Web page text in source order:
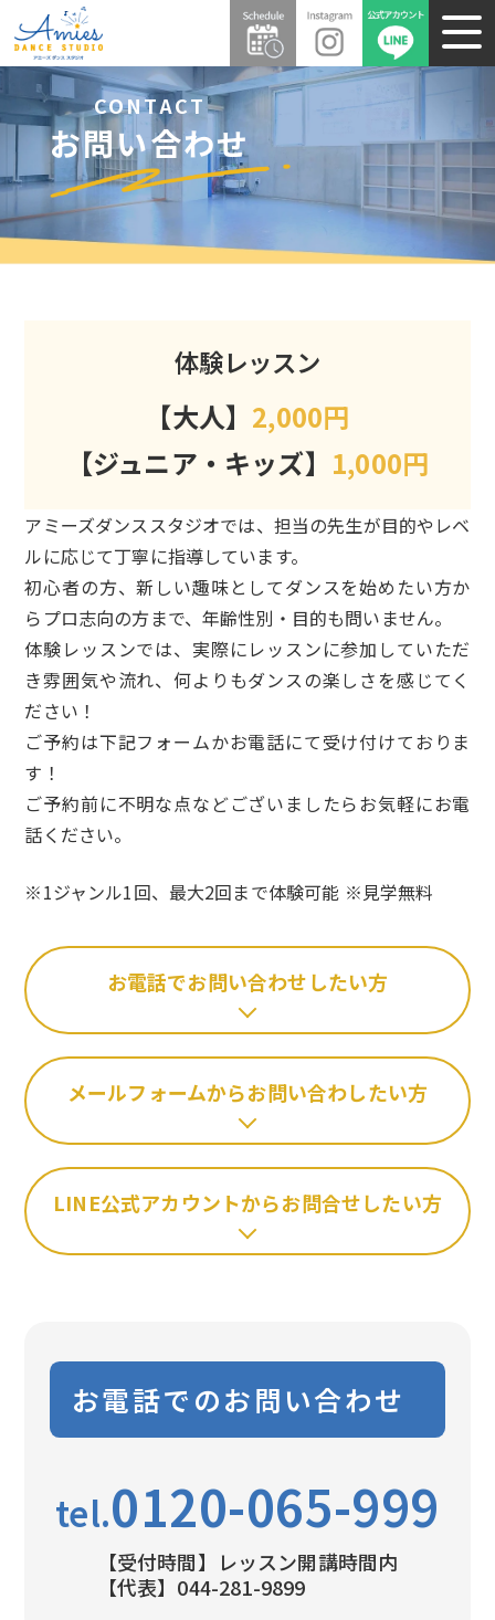
CONTACT
お問い合わせ
体験レッスン
【大人】 2,000円
【ジュニア・キッズ】 1,000円
アミーズダンススタジオでは、担当の先生が目的やレベ
ルに応じて丁寧に指導しています。
初心者の方、新しい趣味としてダンスを始めたい方か
らプロ志向の方まで、年齢性別・目的も問いません。
体験レッスンでは、実際にレッスンに参加していただ
き雰囲気や流れ、何よりもダンスの楽しさを感じてく
ださい！
ご予約は下記フォームかお電話にて受け付けておりま
す！
ご予約前に不明な点などございましたらお気軽にお電
話ください。
※1ジャンル1回、最大2回まで体験可能 ※見学無料
お電話でお問い合わせしたい方
メールフォームからお問い合わしたい方
LINE公式アカウントからお問合せしたい方
お電話でのお問い合わせ
tel.0120-065-999
【受付時間】レッスン開講時間内
【代表】044-281-9899